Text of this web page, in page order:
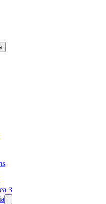
3